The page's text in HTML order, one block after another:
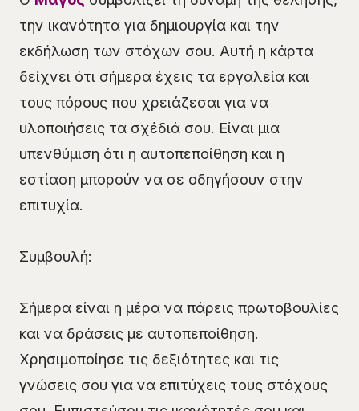
την ικανότητα για δημιουργία και την
εκδήλωση των στόχων σου. Αυτή η κάρτα
δείχνει ότι σήμερα έχεις τα εργαλεία και
τους πόρους που χρειάζεσαι για να
υλοποιήσεις τα σχέδιά σου. Είναι μια
υπενθύμιση ότι η αυτοπεποίθηση και η
εστίαση μπορούν να σε οδηγήσουν στην
επιτυχία.
Συμβουλή:
Σήμερα είναι η μέρα να πάρεις πρωτοβουλίες
και να δράσεις με αυτοπεποίθηση.
Χρησιμοποίησε τις δεξιότητες και τις
γνώσεις σου για να επιτύχεις τους στόχους